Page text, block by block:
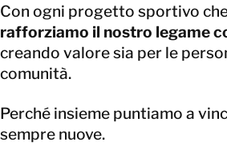
Con ogni progetto sportivo
rafforziamo il nostro legame
creando valore sia per le
comunità.
Perché insieme puntiamo a
sempre nuove.